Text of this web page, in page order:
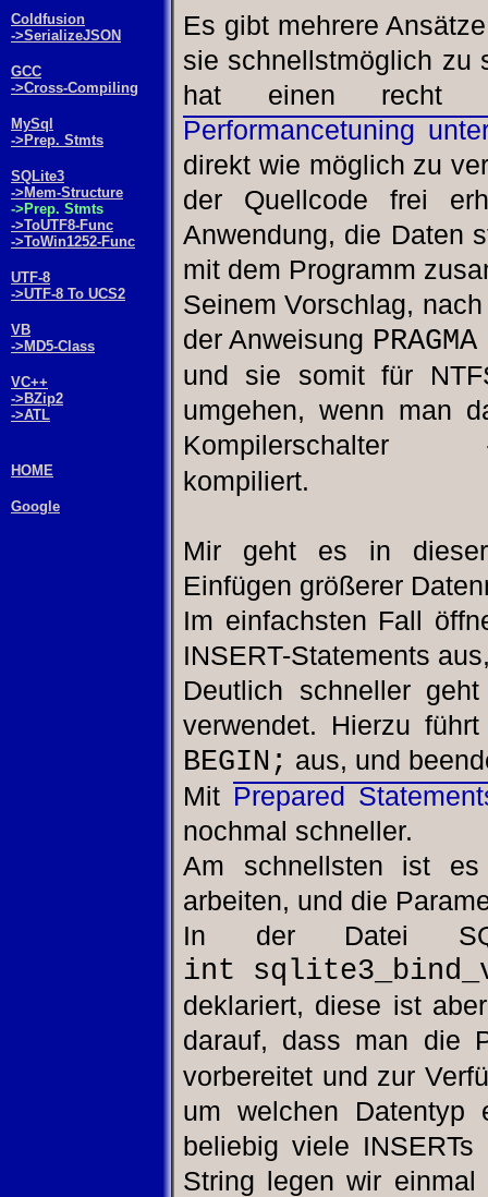
Es gibt mehrere
sie schnellstmöglich zu
hat einen recht
Performancetuning
direkt wie möglich zu
der Quellcode frei
Anwendung, die Daten
mit dem Programm
Seinem Vorschlag,
der Anweisung
und sie somit für
umgehen, wenn man
Kompilerschalter
kompiliert.
Mir geht es in dieser
Einfügen größerer
Im einfachsten Fall
INSERT-Statements
Deutlich schneller
verwendet. Hierzu
BEGIN; aus, und
Mit Prepared
nochmal schneller.
Am schnellsten ist
arbeiten, und die
In der Datei
int
deklariert, diese ist
darauf, dass man die
vorbereitet und zur
um welchen
beliebig viele
String legen wir
Coldfusion
->SerializeJSON
GCC
->Cross-Compiling
MySql
->Prep. Stmts
SQLite3
->Mem-Structure
->Prep. Stmts
->ToUTF8-Func
->ToWin1252-Func
UTF-8
->UTF-8 To UCS2
VB
->MD5-Class
VC++
->BZip2
->ATL
HOME
Google